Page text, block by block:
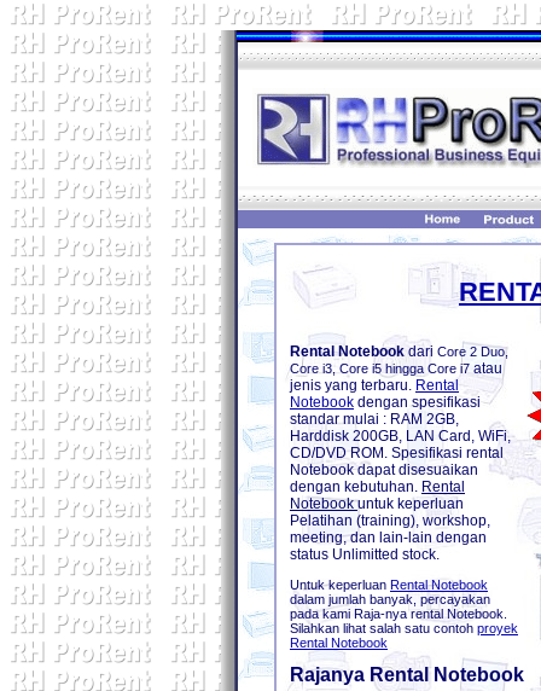
Rental Notebook dari Core 2 Duo,
Core i3, Core i5 hingga Core i7 atau
jenis yang terbaru. Rental
Notebook dengan spesifikasi
standar mulai : RAM 2GB,
Harddisk 200GB, LAN Card, WiFi,
CD/DVD ROM. Spesifikasi rental
Notebook dapat disesuaikan
dengan kebutuhan. Rental
Notebookuntuk keperluan
Pelatihan (training), workshop,
meeting, dan lain-lain dengan
status Unlimitted stock.
Untuk keperluan Rental Notebook
dalam jumlah banyak, percayakan
pada kami Raja-nya rental Notebook.
Silahkan lihat salah satu contoh proyek
Rental Notebook
Rajanya Rental Notebook